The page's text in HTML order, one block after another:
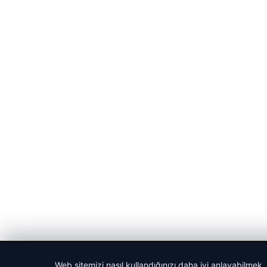
Web sitemizi nasıl kullandığınızı daha iyi